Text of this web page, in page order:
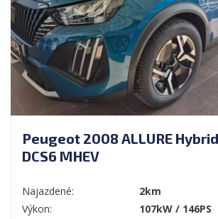
Peugeot 2008 ALLURE
DCS6 MHEV
Najazdené:
2km
Výkon:
107kW / 146PS